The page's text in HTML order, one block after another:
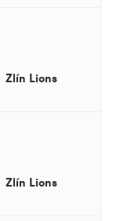
Zlín Lions
Zlín Lions